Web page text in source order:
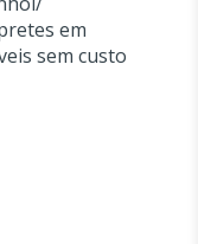
em
sem custo